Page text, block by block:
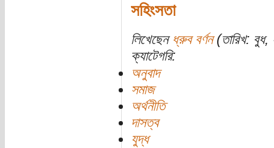
সহিংসতা
লিখেছেন ধ্রুব বর্ণন(তারিখ:
ক্যাটেগরি:
অনুবাদ
সমাজ
অর্থনীতি
দাসত্ব
যুদ্ধ